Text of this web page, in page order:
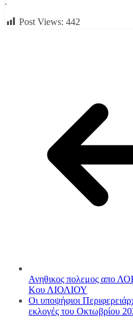
Post Views: 442
Ανηθικος πολεμος απο
Κου ΛΙΟΛΙΟΥ
Οι υποψήφιοι
εκλογές του Οκτωβρίου